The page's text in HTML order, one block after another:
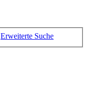
Erweiterte Suche